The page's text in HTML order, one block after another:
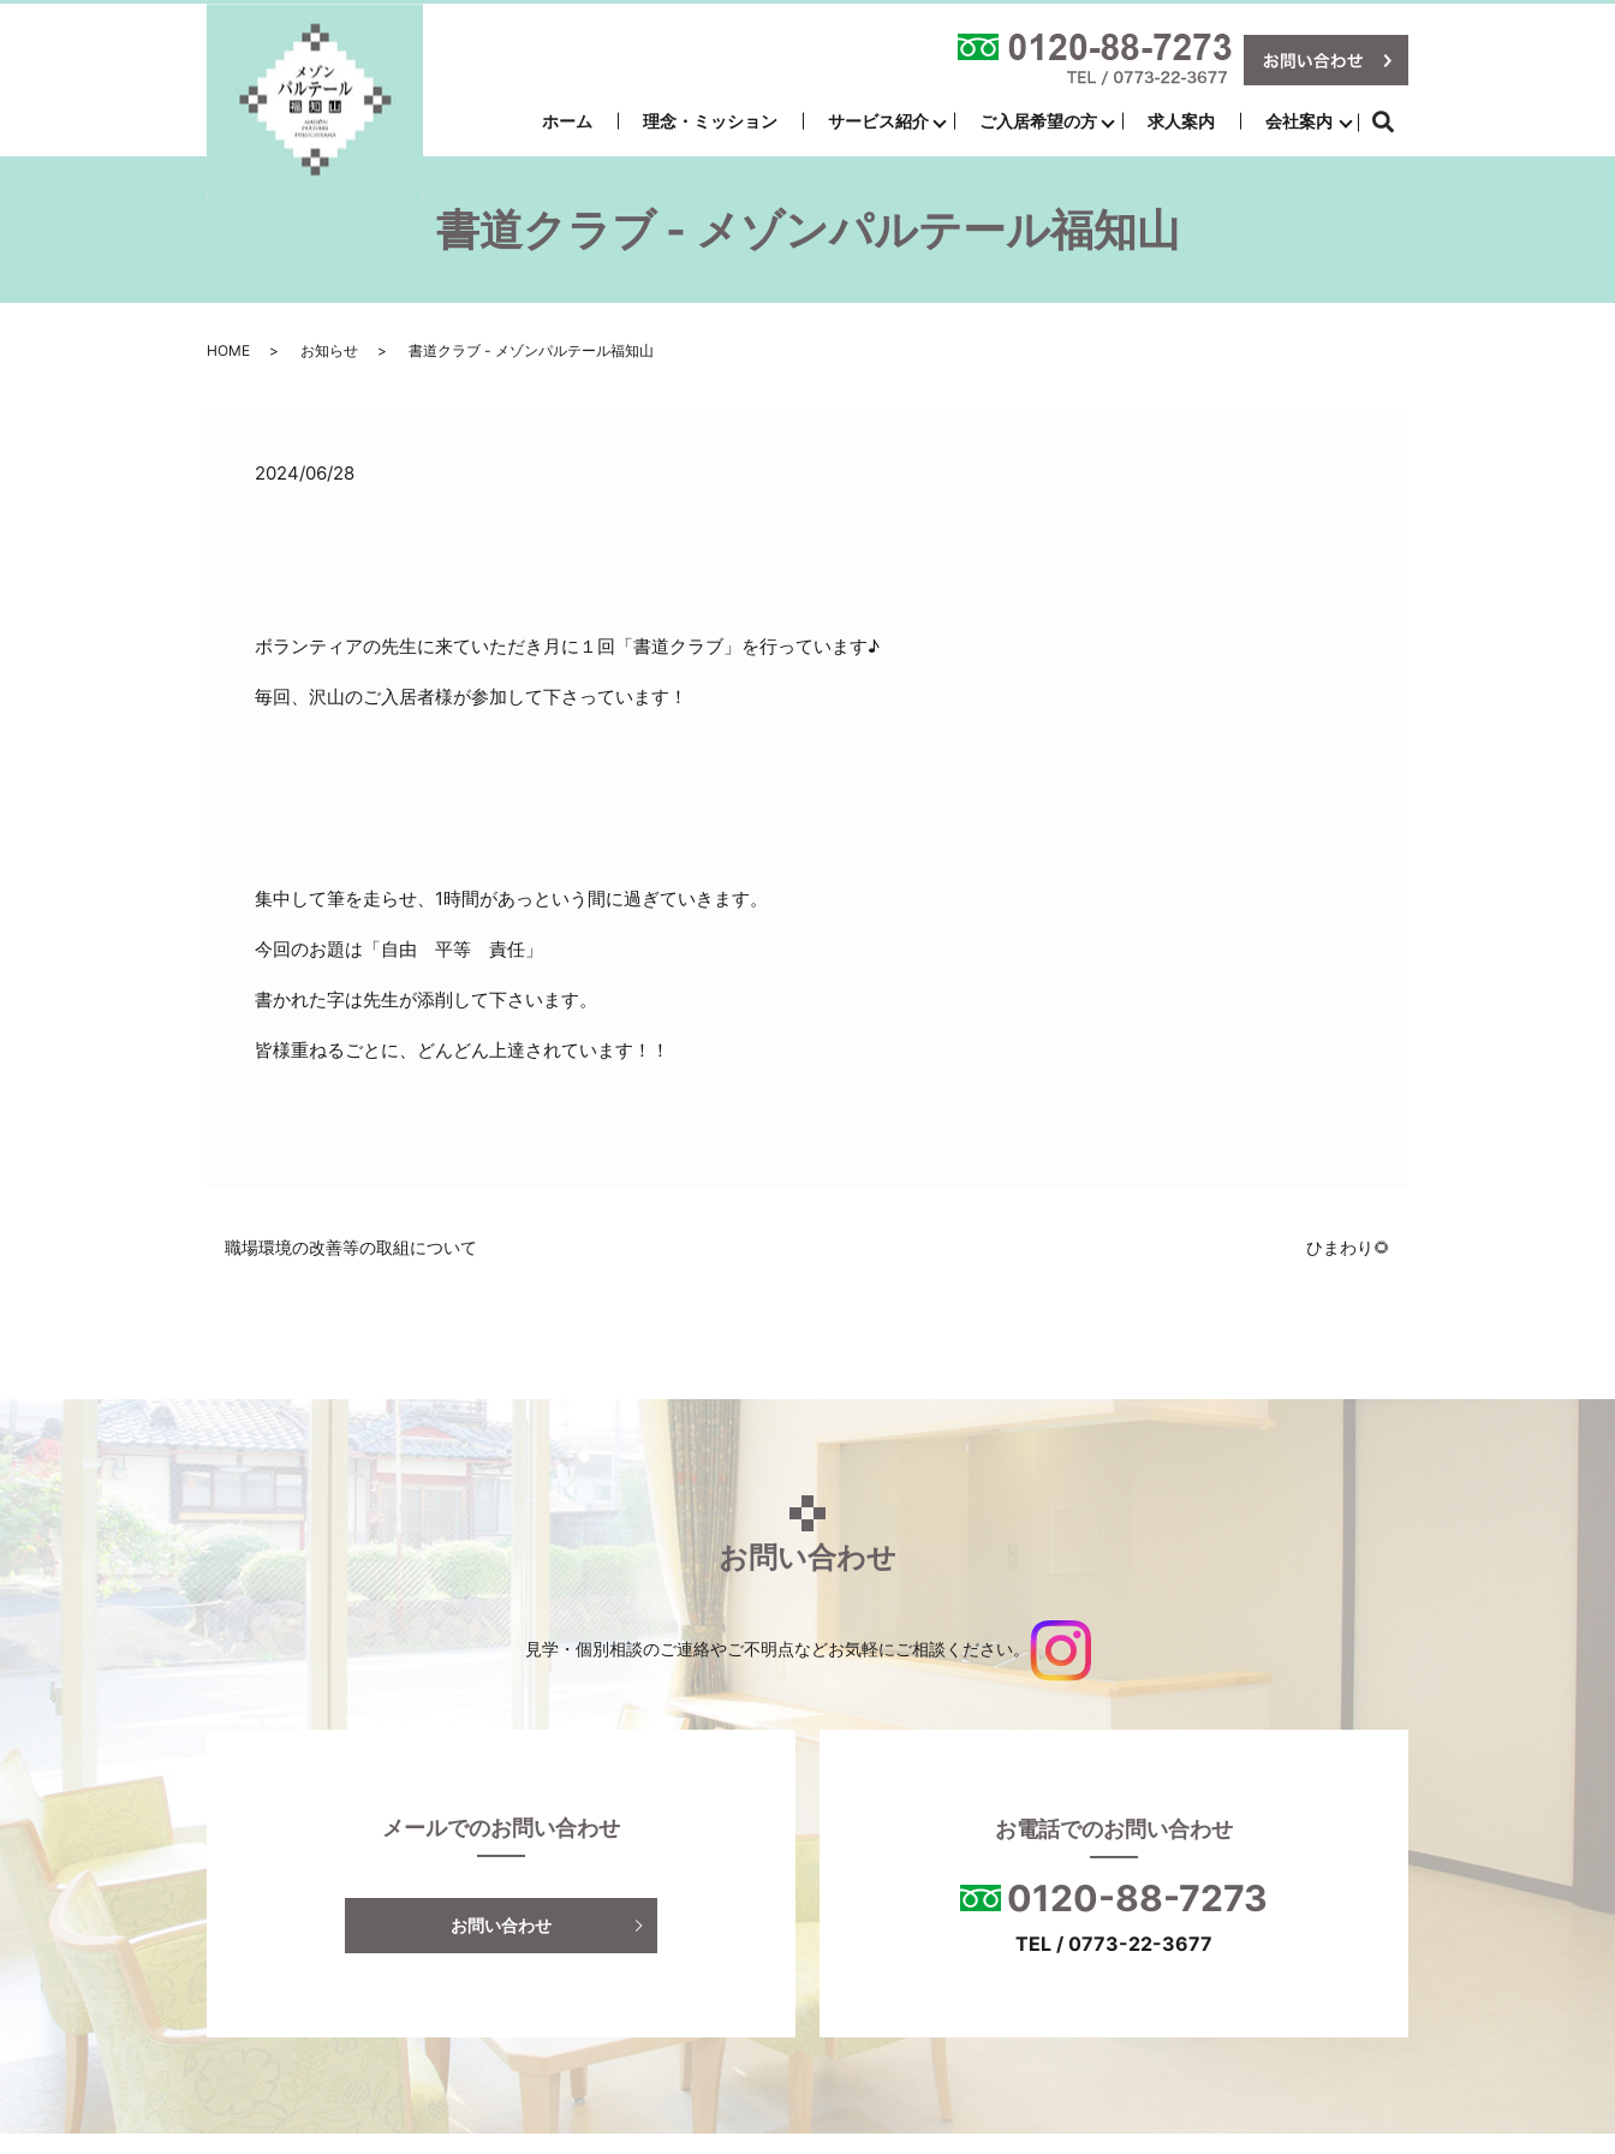
ホーム 理念・ミッション サービス紹介 ご入居希望の方 求人案内 会社案内 search
書道クラブ - メゾンパルテール福知山
HOME お知らせ 書道クラブ - メゾンパルテール福知山
2024/06/28
ボランティアの先生に来ていただき月に１回「書道クラブ」を行っています♪
毎回、沢山のご入居者様が参加して下さっています！
集中して筆を走らせ、1時間があっという間に過ぎていきます。
今回のお題は「自由 平等 責任」
書かれた字は先生が添削して下さいます。
皆様重ねるごとに、どんどん上達されています！！
職場環境の改善等の取組について ひまわり🌻
お問い合わせ
見学・個別相談のご連絡やご不明点などお気軽にご相談ください。
メールでのお問い合わせ
お問い合わせ
お電話でのお問い合わせ
0120-88-7273
TEL / 0773-22-3677